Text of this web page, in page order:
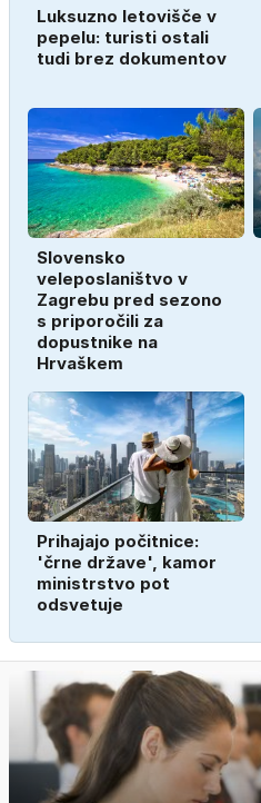
Luksuzno letovišče v
pepelu: turisti ostali
tudi brez dokumentov
Slovensko
veleposlaništvo v
Zagrebu pred sezono
s priporočili za
dopustnike na
Hrvaškem
Prihajajo počitnice:
'črne države', kamor
ministrstvo pot
odsvetuje